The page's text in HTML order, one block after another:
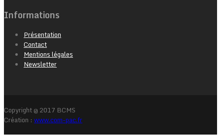
Informations
Présentation
Contact
Mentions légales
Newsletter
Copyright @ 2017 BCMS
Création : www.com-pac.fr